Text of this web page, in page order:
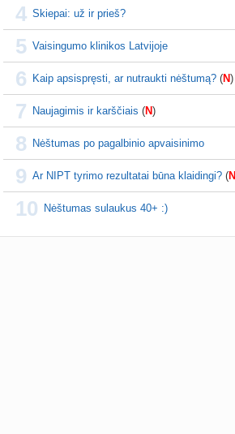
4 Skiepai: už ir prieš?
5 Vaisingumo klinikos Latvijoje
6 Kaip apsispręsti, ar nutraukti nėštumą? (N)
7 Naujagimis ir karščiais (N)
8 Nėštumas po pagalbinio apvaisinimo
9 Ar NIPT tyrimo rezultatai būna klaidingi? (N
10 Nėštumas sulaukus 40+ :)